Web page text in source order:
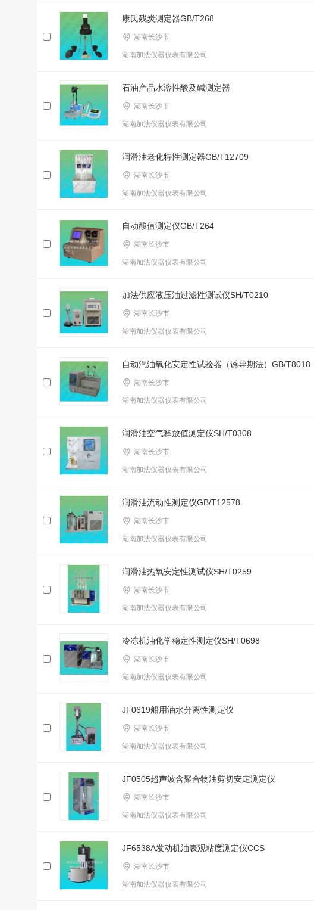
康氏残炭测定器GB/T268
湖南长沙市
湖南加法仪器仪表有限公司
石油产品水溶性酸及碱测定器
湖南长沙市
湖南加法仪器仪表有限公司
润滑油老化特性测定器GB/T12709
湖南长沙市
湖南加法仪器仪表有限公司
自动酸值测定仪GB/T264
湖南长沙市
湖南加法仪器仪表有限公司
加法供应液压油过滤性测试仪SH/T0210
湖南长沙市
湖南加法仪器仪表有限公司
自动汽油氧化安定性试验器（诱导期法）GB/T8018
湖南长沙市
湖南加法仪器仪表有限公司
润滑油空气释放值测定仪SH/T0308
湖南长沙市
湖南加法仪器仪表有限公司
润滑油流动性测定仪GB/T12578
湖南长沙市
湖南加法仪器仪表有限公司
润滑油热氧安定性测试仪SH/T0259
湖南长沙市
湖南加法仪器仪表有限公司
冷冻机油化学稳定性测定仪SH/T0698
湖南长沙市
湖南加法仪器仪表有限公司
JF0619船用油水分离性测定仪
湖南长沙市
湖南加法仪器仪表有限公司
JF0505超声波含聚合物油剪切安定测定仪
湖南长沙市
湖南加法仪器仪表有限公司
JF6538A发动机油表观粘度测定仪CCS
湖南长沙市
湖南加法仪器仪表有限公司